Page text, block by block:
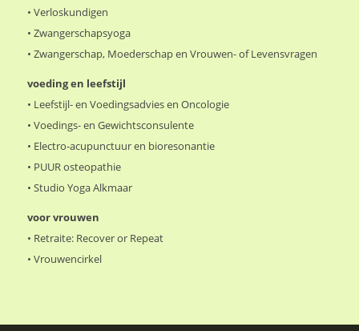
• Verloskundigen
• Zwangerschapsyoga
• Zwangerschap, Moederschap en Vrouwen- of Levensvragen
voeding en leefstijl
• Leefstijl- en Voedingsadvies en Oncologie
• Voedings- en Gewichtsconsulente
• Electro-acupunctuur en bioresonantie
• PUUR osteopathie
• Studio Yoga Alkmaar
voor vrouwen
• Retraite: Recover or Repeat
• Vrouwencirkel